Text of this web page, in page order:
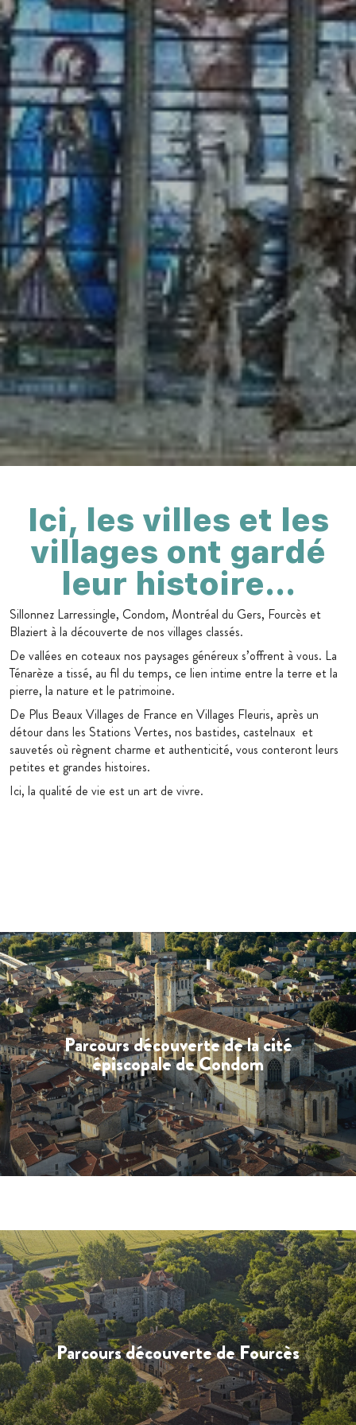
Ici, les villes et les
villages ont gardé
leur histoire…
Sillonnez Larressingle, Condom, Montréal du Gers, Fourcès et
Blaziert à la découverte de nos villages classés.
De vallées en coteaux nos paysages généreux s’offrent à vous. La
Ténarèze a tissé, au fil du temps, ce lien intime entre la terre et la
pierre, la nature et le patrimoine.
De Plus Beaux Villages de France en Villages Fleuris, après un
détour dans les Stations Vertes, nos bastides, castelnaux et
sauvetés où règnent charme et authenticité, vous conteront leurs
petites et grandes histoires.
Ici, la qualité de vie est un art de vivre.
Parcours découverte de la cité
épiscopale de Condom
Parcours découverte de Fourcès